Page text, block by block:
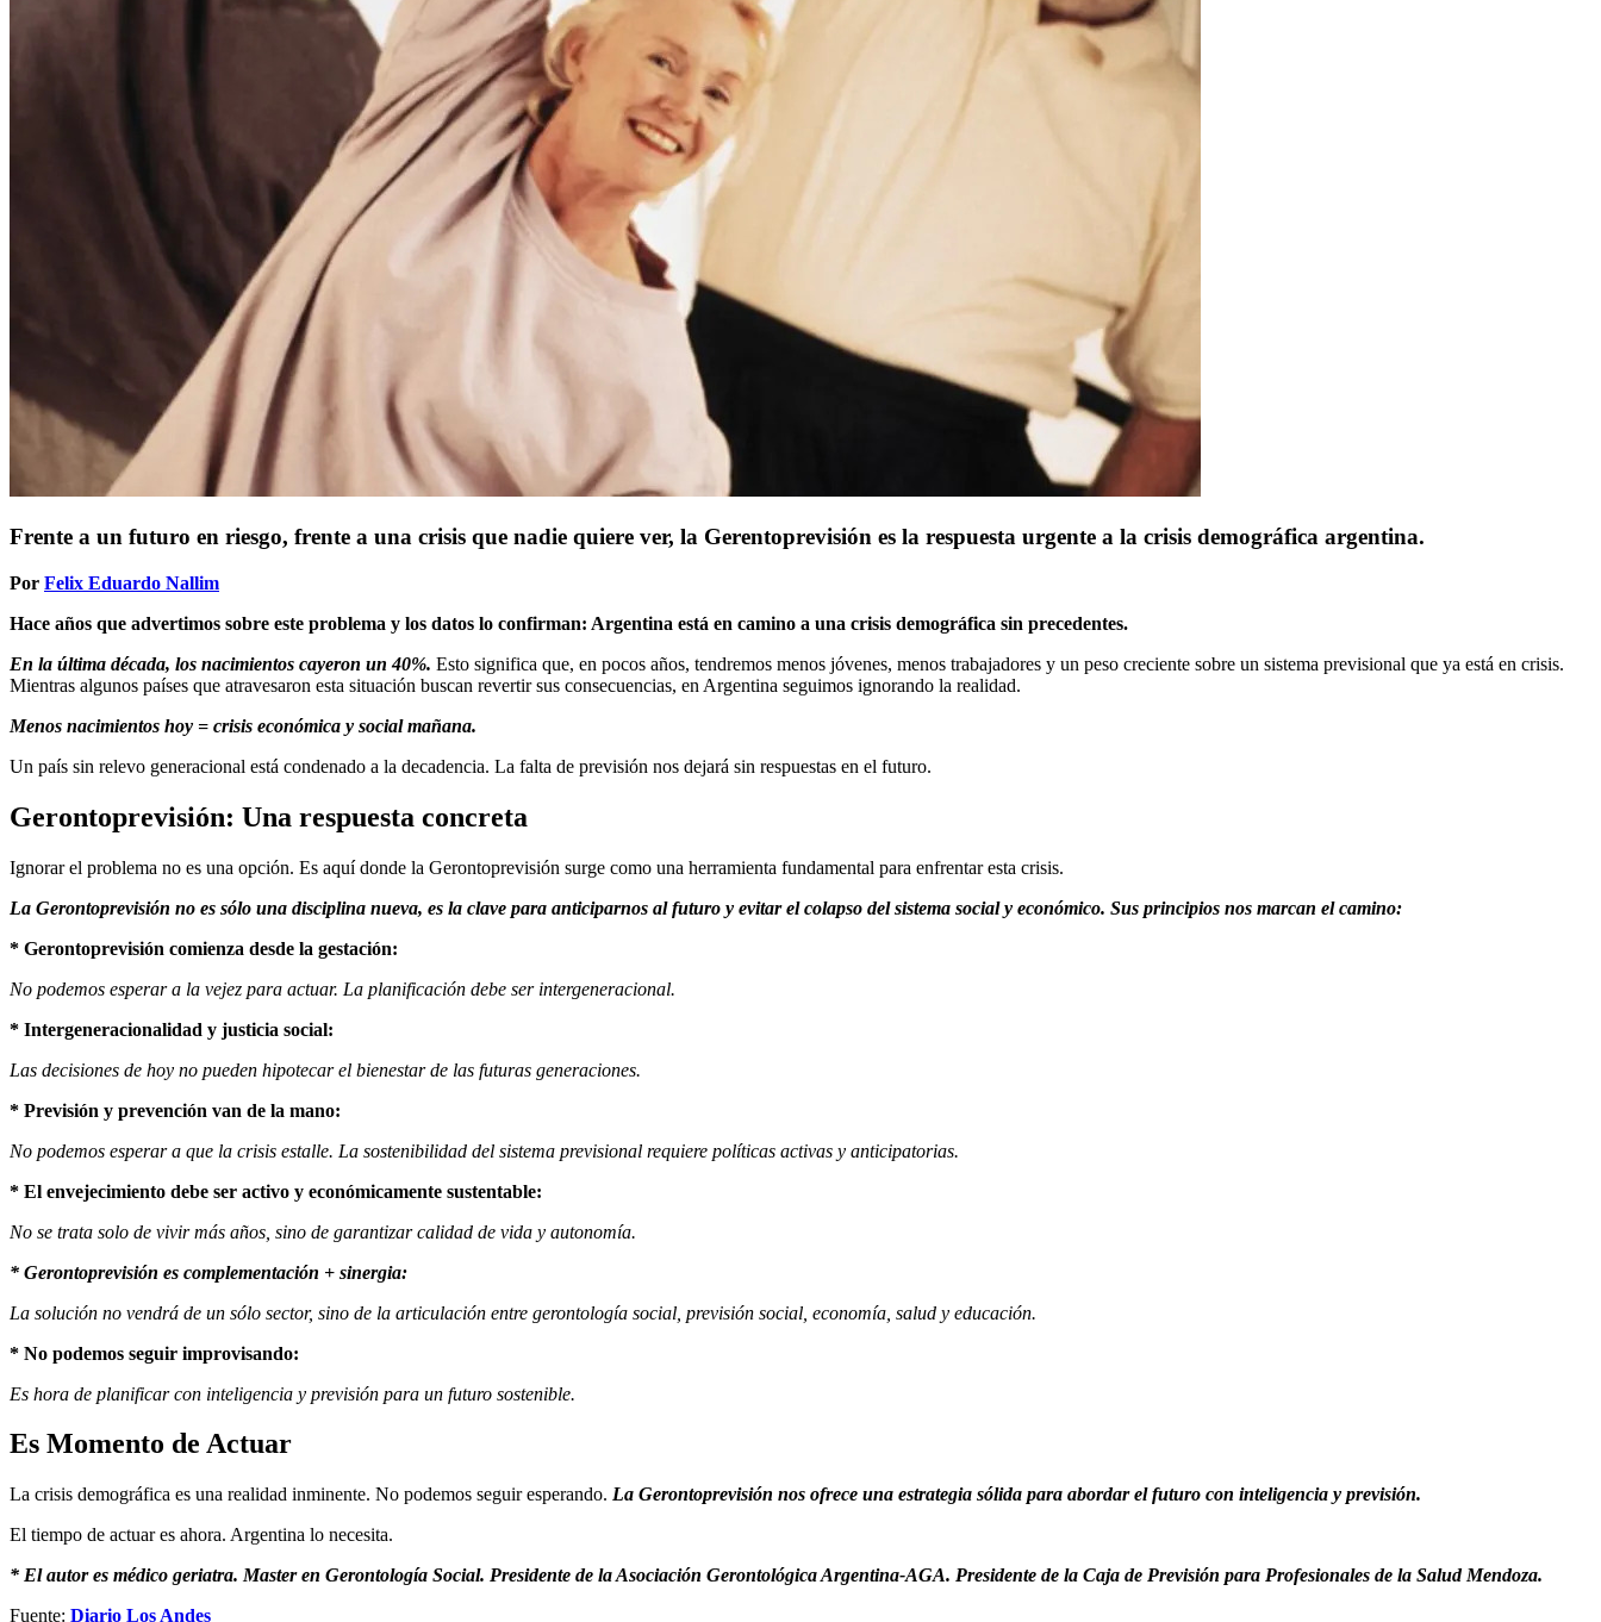
Frente a un futuro en riesgo, frente a una crisis que nadie quiere ver, la Gerentoprevisión es la respuesta urgente a la crisis demográfica argentina.
Por Felix Eduardo Nallim
Hace años que advertimos sobre este problema y los datos lo confirman: Argentina está en camino a una crisis demográfica sin precedentes.
En la última década, los nacimientos cayeron un 40%. Esto significa que, en pocos años, tendremos menos jóvenes, menos trabajadores y un peso creciente sobre un sistema previsional que ya está en crisis.
Mientras algunos países que atravesaron esta situación buscan revertir sus consecuencias, en Argentina seguimos ignorando la realidad.
Menos nacimientos hoy = crisis económica y social mañana.
Un país sin relevo generacional está condenado a la decadencia. La falta de previsión nos dejará sin respuestas en el futuro.
Gerontoprevisión: Una respuesta concreta
Ignorar el problema no es una opción. Es aquí donde la Gerontoprevisión surge como una herramienta fundamental para enfrentar esta crisis.
La Gerontoprevisión no es sólo una disciplina nueva, es la clave para anticiparnos al futuro y evitar el colapso del sistema social y económico. Sus principios nos marcan el camino:
* Gerontoprevisión comienza desde la gestación:
No podemos esperar a la vejez para actuar. La planificación debe ser intergeneracional.
* Intergeneracionalidad y justicia social:
Las decisiones de hoy no pueden hipotecar el bienestar de las futuras generaciones.
* Previsión y prevención van de la mano:
No podemos esperar a que la crisis estalle. La sostenibilidad del sistema previsional requiere políticas activas y anticipatorias.
* El envejecimiento debe ser activo y económicamente sustentable:
No se trata solo de vivir más años, sino de garantizar calidad de vida y autonomía.
* Gerontoprevisión es complementación + sinergia:
La solución no vendrá de un sólo sector, sino de la articulación entre gerontología social, previsión social, economía, salud y educación.
* No podemos seguir improvisando:
Es hora de planificar con inteligencia y previsión para un futuro sostenible.
Es Momento de Actuar
La crisis demográfica es una realidad inminente. No podemos seguir esperando. La Gerontoprevisión nos ofrece una estrategia sólida para abordar el futuro con inteligencia y previsión.
El tiempo de actuar es ahora. Argentina lo necesita.
* El autor es médico geriatra. Master en Gerontología Social. Presidente de la Asociación Gerontológica Argentina-AGA. Presidente de la Caja de Previsión para Profesionales de la Salud Mendoza.
Fuente: Diario Los Andes